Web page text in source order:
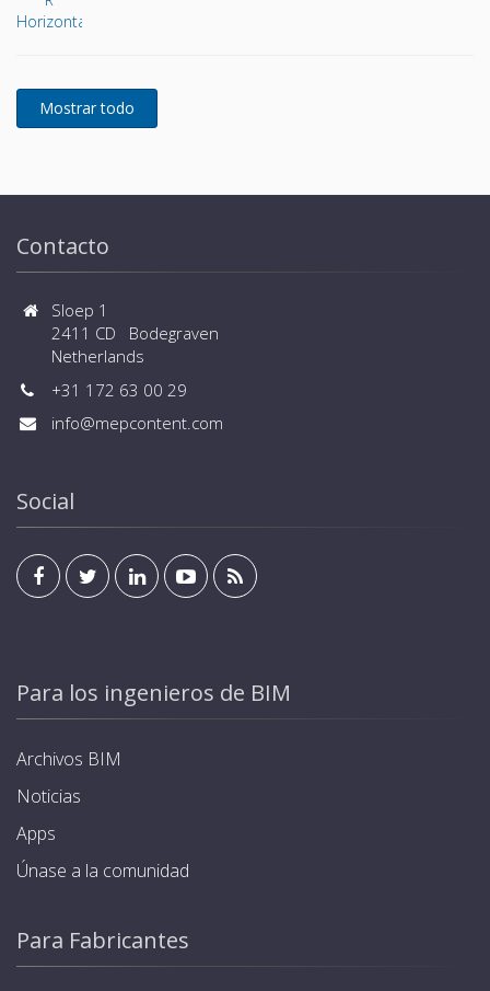
Contacto
Sloep 1
2411 CD Bodegraven
Netherlands
+31 172 63 00 29
info@mepcontent.com
Social
Para los ingenieros de BIM
Archivos BIM
Noticias
Apps
Únase a la comunidad
Para Fabricantes